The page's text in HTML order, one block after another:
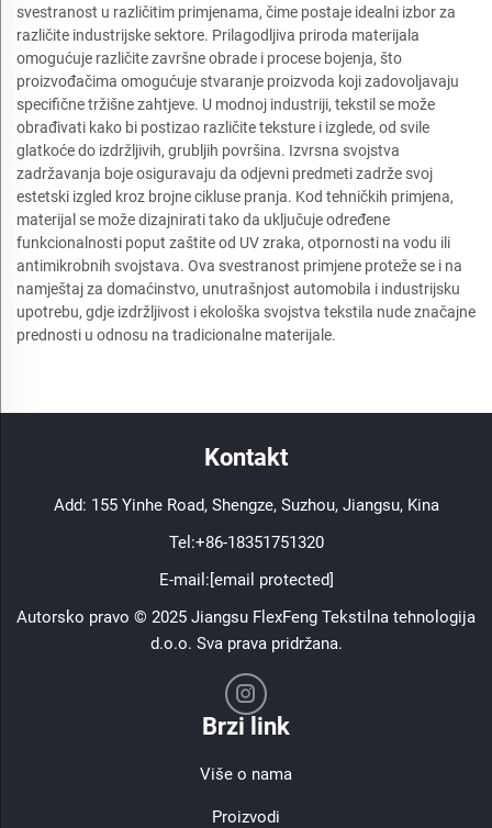
svestranost u različitim primjenama, čime postaje idealni izbor za
različite industrijske sektore. Prilagodljiva priroda materijala
omogućuje različite završne obrade i procese bojenja, što
proizvođačima omogućuje stvaranje proizvoda koji zadovoljavaju
specifične tržišne zahtjeve. U modnoj industriji, tekstil se može
obrađivati kako bi postizao različite teksture i izglede, od svile
glatkoće do izdržljivih, grubljih površina. Izvrsna svojstva
zadržavanja boje osiguravaju da odjevni predmeti zadrže svoj
estetski izgled kroz brojne cikluse pranja. Kod tehničkih primjena,
materijal se može dizajnirati tako da uključuje određene
funkcionalnosti poput zaštite od UV zraka, otpornosti na vodu ili
antimikrobnih svojstava. Ova svestranost primjene proteže se i na
namještaj za domaćinstvo, unutrašnjost automobila i industrijsku
upotrebu, gdje izdržljivost i ekološka svojstva tekstila nude značajne
prednosti u odnosu na tradicionalne materijale.
Kontakt
Add: 155 Yinhe Road, Shengze, Suzhou, Jiangsu, Kina
Tel:+86-18351751320
E-mail: [email protected]
Autorsko pravo © 2025 Jiangsu FlexFeng Tekstilna tehnologija
d.o.o. Sva prava pridržana.
Brzi link
Više o nama
Proizvodi